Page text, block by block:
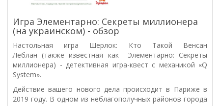
Игра Элементарно: Секреты миллионера
(на украинском) - обзор
Настольная игра Шерлок: Кто Такой Венсан
Леблан (также известная как Элементарно: Секреты
миллионера) - детективная игра-квест с механикой «Q
System».
Действие вашего нового дела происходит в Париже в
2019 году. В одном из неблагополучных районов города